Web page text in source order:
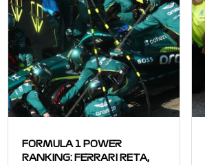
FORMULA 1 POWER
RANKING: FERRARI RETA,